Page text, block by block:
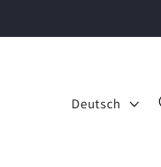
Deutsch